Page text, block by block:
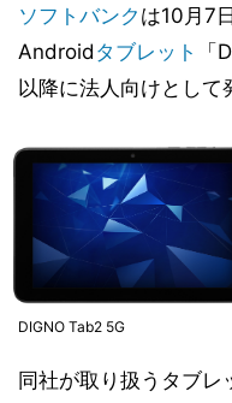
ソフトバンク は10月7
Android タブレット
以降に法人向けとして
DIGNO Tab2 5G
同社が取り扱うタブ